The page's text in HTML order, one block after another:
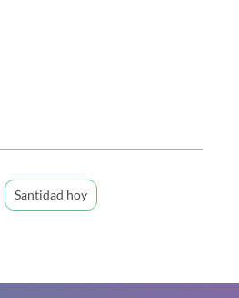
Santidad hoy